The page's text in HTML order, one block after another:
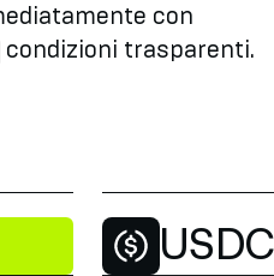
con
condizioni trasparenti.
USDC